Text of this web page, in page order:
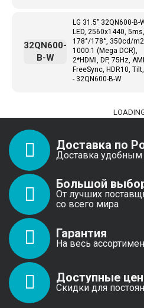
LG 31.5" 32QN600-B-
LED, 2560x1440, 5ms,
178°/178°, 350cd/m2,
1000:1 (Mega DCR),
2*HDMI, DP, 75Hz,
FreeSync, HDR10,
- 32QN600-B-W
32QN600-
B-W
Доставка по
Доставка удобным
Большой
От лучших
со всего мира
Гарантия
На весь
Доступные
Скидки для